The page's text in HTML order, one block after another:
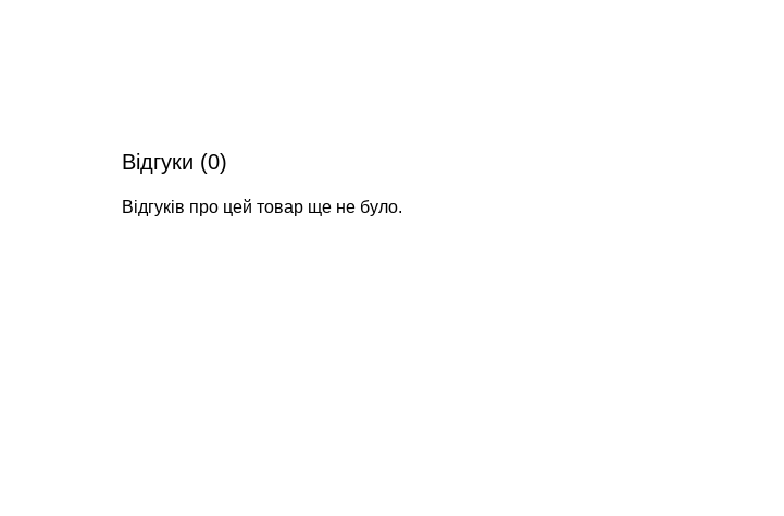
Відгуки (0)
Відгуків про цей товар ще не було.